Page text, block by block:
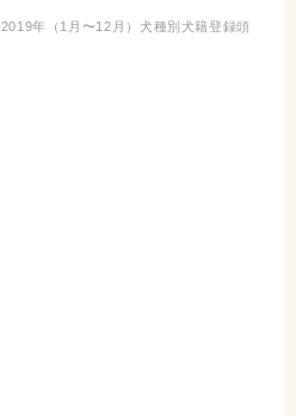
2019年（1月〜12月）犬種別犬籍登録頭